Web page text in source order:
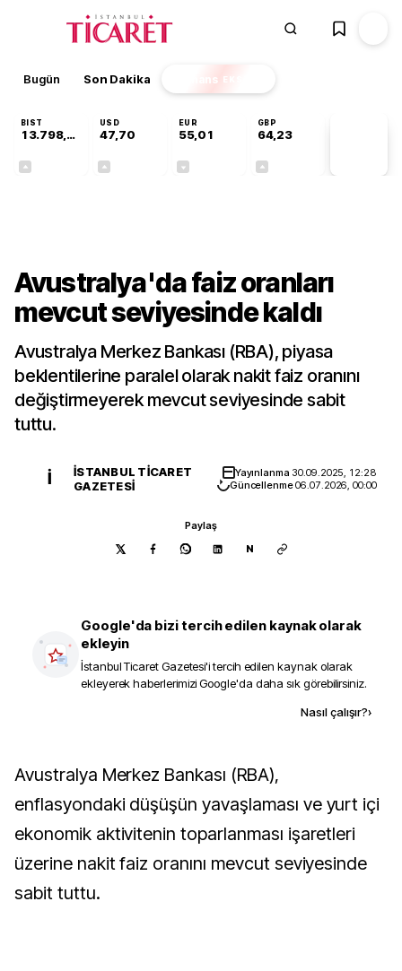
Bugün Son Dakika Finans EKSTRA
BIST
13.798,82
USD
47,70
EUR
55,01
GBP
64,23
Avustralya'da faiz oranları
mevcut seviyesinde kaldı
Avustralya Merkez Bankası (RBA), piyasa
beklentilerine paralel olarak nakit faiz oranını
değiştirmeyerek mevcut seviyesinde sabit
tuttu.
İ
İSTANBUL TICARET
GAZETESI
Yayınlanma 30.09.2025, 12:28
Güncellenme06.07.2026, 00:00
Paylaş
N
Google'da bizi tercih edilen kaynak olarak
ekleyin
İstanbul Ticaret Gazetesi'i tercih edilen kaynak olarak
ekleyerek haberlerimizi Google'da daha sık görebilirsiniz.
Nasıl çalışır?›
Avustralya Merkez Bankası (RBA),
enflasyondaki düşüşün yavaşlaması ve yurt içi
ekonomik aktivitenin toparlanması işaretleri
üzerine nakit faiz oranını mevcut seviyesinde
sabit tuttu.